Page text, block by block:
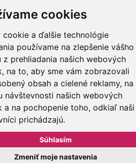
cookies
cookie a ďalšie technológie
používame na zlepšenie vášho
z prehliadania našich webových
na to, aby sme vám zobrazovali
obsah a cielené reklamy, na
návštevnosti našich webových
a na pochopenie toho, odkiaľ naši
prichádzajú.
Súhlasím
Zmeniť moje nastavenia